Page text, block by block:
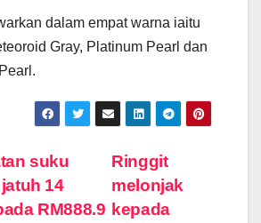
dalam empat warna iaitu
Gray, Platinum Pearl dan
Ringgit
melonjak
kepada
suku
14
RM888.9